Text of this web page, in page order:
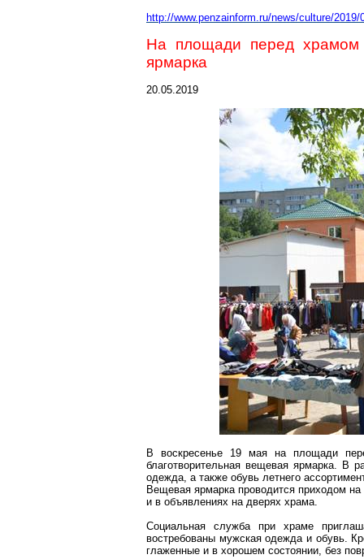
http://www.penzainform.ru/news/culture/2019/
На площади перед
ярмарка
20.05.2019
В воскресенье 19 мая на площади
благотворительная вещевая ярмарка. В
одежда, а также обувь летнего
Вещевая ярмарка проводится приходом
и в объявлениях на дверях храма.
Социальная служба при храме
востребованы мужская одежда и обувь.
глаженные и в хорошем состоянии, без